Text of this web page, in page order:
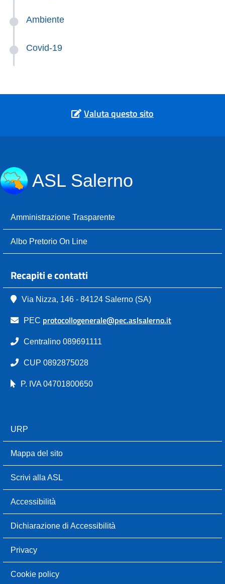
Ambiente
Covid-19
Valuta questo sito
ASL Salerno
Amministrazione Trasparente
Albo Pretorio On Line
Recapiti e contatti
Via Nizza, 146 - 84124 Salerno (SA)
PEC protocollogenerale@pec.aslsalerno.it
Centralino 089691111
CUP 0892875028
P. IVA 04701800650
URP
Mappa del sito
Scrivi alla ASL
Accessibilità
Dichiarazione di Accessibilità
Privacy
Cookie policy